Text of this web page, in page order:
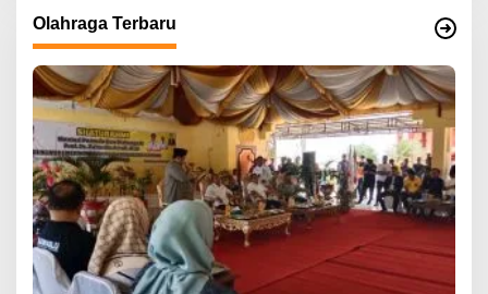
Olahraga Terbaru